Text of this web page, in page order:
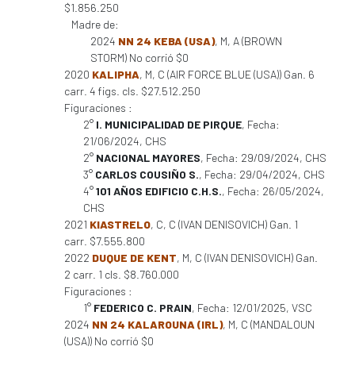
$1.856.250
Madre de:
2024 NN 24 KEBA (USA), M, A (BROWN
STORM) No corrió $0
2020 KALIPHA, M, C (AIR FORCE BLUE (USA)) Gan. 6
carr. 4 figs. cls. $27.512.250
Figuraciones :
2° I. MUNICIPALIDAD DE PIRQUE, Fecha:
21/06/2024, CHS
2° NACIONAL MAYORES, Fecha: 29/09/2024, CHS
3° CARLOS COUSIÑO S., Fecha: 29/04/2024, CHS
4°101 AÑOS EDIFICIO C.H.S., Fecha: 26/05/2024,
CHS
2021 KIASTRELO, C, C (IVAN DENISOVICH) Gan. 1
carr. $7.555.800
2022 DUQUE DE KENT, M, C (IVAN DENISOVICH) Gan.
2 carr. 1 cls. $8.760.000
Figuraciones :
1° FEDERICO C. PRAIN, Fecha: 12/01/2025, VSC
2024 NN 24 KALAROUNA (IRL), M, C (MANDALOUN
(USA)) No corrió $0